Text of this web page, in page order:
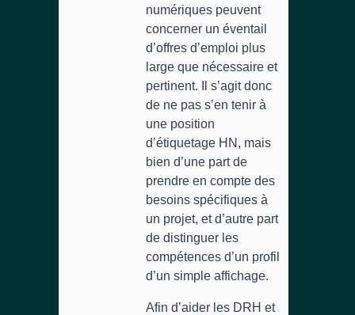
numériques peuvent
concerner un éventail
d’offres d’emploi plus
large que nécessaire et
pertinent. Il s’agit donc
de ne pas s’en tenir à
une position
d’étiquetage HN, mais
bien d’une part de
prendre en compte des
besoins spécifiques à
un projet, et d’autre part
de distinguer les
compétences d’un profil
d’un simple affichage.
Afin d’aider les DRH et